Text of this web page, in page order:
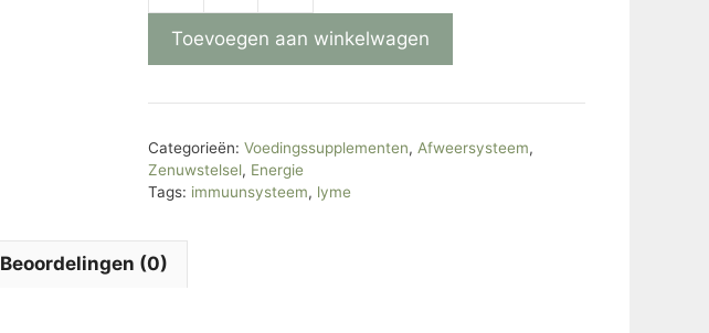
Toevoegen aan winkelwagen
Categorieën:Voedingssupplementen, Afweersysteem,
Zenuwstelsel, Energie
Tags: immuunsysteem, lyme
Beoordelingen (0)